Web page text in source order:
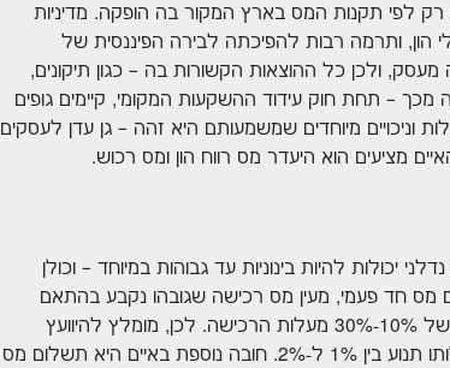
לפי תקנות המס בארץ המקור בה הופקה. מדיניות
הון, ותרמה רבות להפיכתה לבירה הפיננסית של
ולכן כל ההוצאות הקשורות בה – כגון תיקונים,
מכך – תחת חוק עידוד ההשקעות המקומי, קיימים גופים
וניכויים מיוחדים שמשמעותם היא זהה – גן עדן לעסקים
מציעים הוא היעדר מס רווח הון ומס רכוש.
יכולות להיות בינוניות עד גבוהות במיוחד – וכולן
חד פעמי, מעין מס רכישה שגובהו נקבע בהתאם
לגודל ומיקום הנכס, והוא יכול לנוע בטווח הדמיוני של 10%-30% מעלות הרכישה. לכן, מומלץ להיוועץ
בשירותי נוטריון מקומי לפני קבלת ההחלטה, שעלותו תנוע בין 1% ל-2%. חובה נוספת באיים היא תשלום מס